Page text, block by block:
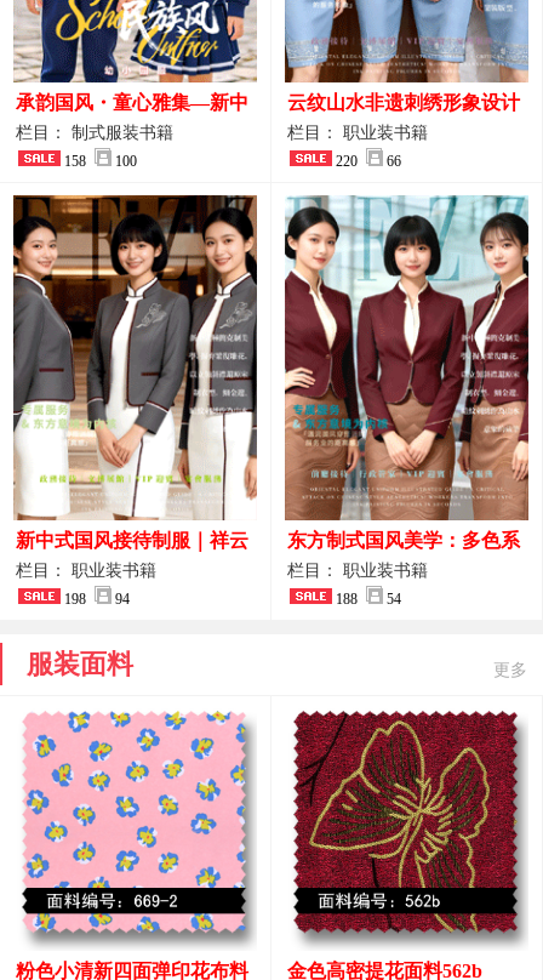
承韵国风・童心雅集—新中
式民族风小学与幼儿园全套
校服定制图鉴
栏目： 制式服装书籍
158 100
云纹山水非遗刺绣形象设计
工装｜会议礼仪接待人员制
服画册
栏目： 职业装书籍
220 66
新中式国风接待制服｜祥云
刺绣打造高端厅堂东方美学
栏目： 职业装书籍
198 94
东方制式国风美学：多色系
新中式前厅管家VIP接待员
工作服合集
栏目： 职业装书籍
188 54
服装面料 更多
粉色小清新四面弹印花布料 金色高密提花面料562b